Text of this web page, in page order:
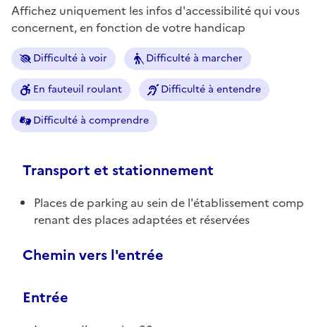
Affichez uniquement les infos d'accessibilité qui vous
concernent, en fonction de votre handicap
Difficulté à voir Difficulté à marcher
En fauteuil roulant Difficulté à entendre
Difficulté à comprendre
Transport et stationnement
Places de parking au sein de l'établissement comp
renant des places adaptées et réservées
Chemin vers l'entrée
Entrée